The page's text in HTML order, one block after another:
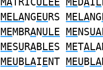
MELANGEURS MELANG
MEMBRANULE MENS
MESURABLES METAL
MEUBLAIENT MEUBLA